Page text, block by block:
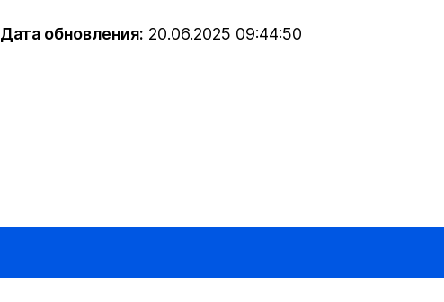
Дата обновления: 20.06.2025 09:44:50